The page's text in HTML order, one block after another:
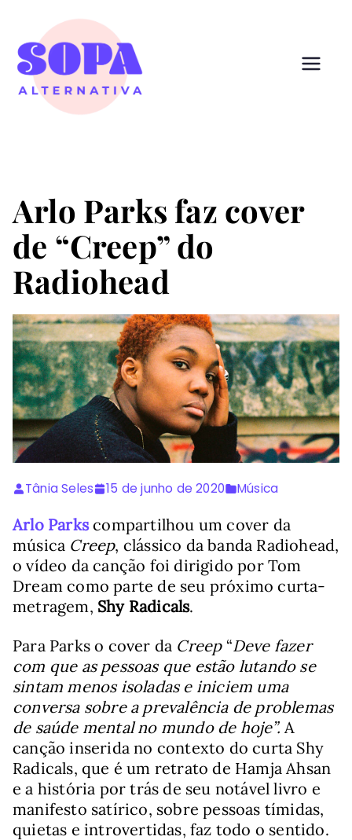
conteúdo
Arlo Parks faz cover
de “Creep” do
Radiohead
Tânia Seles 15 de junho de 2020 Música
Arlo Parkscompartilhou um cover da
música Creep, clássico da banda Radiohead,
o vídeo da canção foi dirigido por Tom
Dream como parte de seu próximo curta-
metragem, Shy Radicals.
Para Parks o cover da Creep“Deve fazer
com que as pessoas que estão lutando se
sintam menos isoladas e iniciem uma
conversa sobre a prevalência de problemas
de saúde mental no mundo de hoje”. A
canção inserida no contexto do curta Shy
Radicals, que é um retrato de Hamja Ahsan
e a história por trás de seu notável livro e
manifesto satírico, sobre pessoas tímidas,
quietas e introvertidas, faz todo o sentido.